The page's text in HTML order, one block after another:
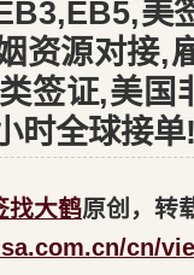
美
资源对接,
签证,美国
时全球接单
找大鹤原创，转
cn/